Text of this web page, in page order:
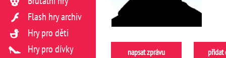
napsat zprávu přidat
Flash hry archiv
Hry pro děti
Hry pro dívky